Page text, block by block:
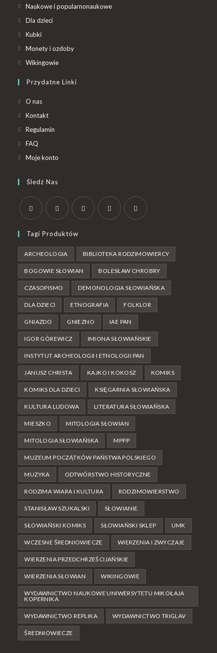
Naukowe i popularnonaukowe
Dla dzieci
Kubki
Monety i ozdoby
Wikingowie
Przydatne Linki
O nas
Kontakt
Regulamin
FAQ
Moje konto
Śledź Nas
Tagi Produktów
ARCHEOLOGIA BIBLIOTEKA RODZIMOWIERCY
BOGOWIE SŁOWIAN BOLESŁAW CHROBRY
CZASOPISMO DEMONOLOGIA SŁOWIAŃSKA
DLA DZIECI ETNOGRAFIA FOLKLOR
GNIAZDO GNIEZNO IAE PAN
IGOR GÓREWICZ IMIONA SŁOWIAŃSKIE
INSTYTUT ARCHEOLOGII I ETNOLOGII PAN
JANUSZ CHRISTA KAJKO I KOKOSZ KOMIKS
KOMIKS DLA DZIECI KSIĘGARNIA SŁOWIAŃSKA
KULTURA LUDOWA LITERATURA SŁOWIAŃSKA
MIESZKO MITOLOGIA SŁOWIAN
MITOLOGIA SŁOWIAŃSKA MPPP
MUZEUM POCZĄTKÓW PAŃSTWA POLSKIEGO
MUZYKA ODTWÓRSTWO HISTORYCZNE
RODZIMA WIARA I KULTURA RODZIMOWIERSTWO
STANISŁAW SZUKALSKI SŁOWIANIE
SŁOWIAŃSKI KOMIKS SŁOWIAŃSKI SKLEP UMK
WCZESNE ŚREDNIOWIECZE WIERZENIA I ZWYCZAJE
WIERZENIA PRZEDCHRZEŚCIJAŃSKIE
WIERZENIA SŁOWIAN WIKINGOWIE
WYDAWNICTWO NAUKOWE UNIWERSYTETU MIKOŁAJA
KOPERNIKA
WYDAWNICTWO REPLIKA WYDAWNICTWO TRIGLAV
ŚREDNIOWIECZE